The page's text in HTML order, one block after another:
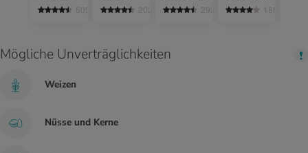
505 202 2934 186
Mögliche Unverträglichkeiten
Weizen
Nüsse und Kerne